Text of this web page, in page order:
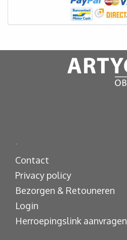
.
Contact
Privacy policy
Bezorgen & Retouneren
Login
Herroepingslink aanvragen